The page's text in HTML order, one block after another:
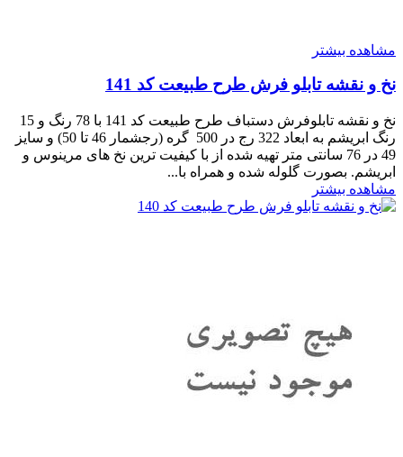
مشاهده بیشتر
نخ و نقشه تابلو فرش طرح طبیعت کد 141
نخ و نقشه تابلوفرش دستباف طرح طبیعت کد 141 با 78 رنگ و 15
رنگ ابریشم به ابعاد 322 رج در 500 گره (رجشمار 46 تا 50) و سایز
49 در 76 سانتی متر تهیه شده از با کیفیت ترین نخ های مرینوس و
ابریشم. بصورت گلوله شده و همراه با...
مشاهده بیشتر